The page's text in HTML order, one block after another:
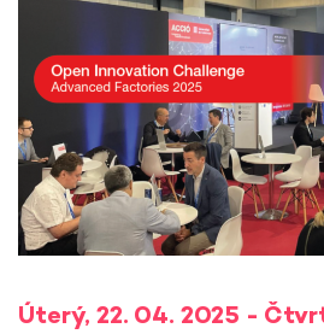
Úterý, 22. 04. 2025 -